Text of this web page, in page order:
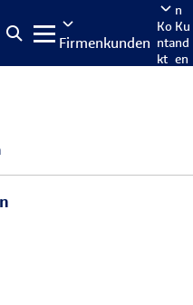
Firmenkunden
Ko
nta
kt
n
Ku
nd
en